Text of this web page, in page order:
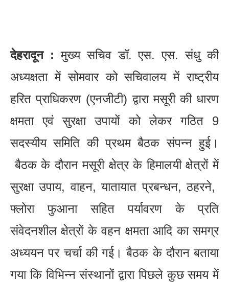
देहरादून :मुख्य सचिव डॉ. एस. एस. संधु की
अध्यक्षता में सोमवार को सचिवालय में राष्ट्रीय
हरित प्राधिकरण (एनजीटी) द्वारा मसूरी की धारण
क्षमता एवं सुरक्षा उपायों को लेकर गठित 9
सदस्यीय समिति की प्रथम बैठक संपन्न हुई।
बैठक के दौरान मसूरी क्षेत्र के हिमालयी क्षेत्रों में
सुरक्षा उपाय, वाहन, यातायात प्रबन्धन, ठहरने,
फ्लोरा फुआना सहित पर्यावरण के प्रति
संवेदनशील क्षेत्रों के वहन क्षमता आदि का समग्र
अध्ययन पर चर्चा की गई। बैठक के दौरान बताया
गया कि विभिन्न संस्थानों द्वारा पिछले कुछ समय में